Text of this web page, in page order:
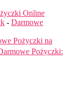
Online
- Darmowe
Pożyczki na
Pożyczki: